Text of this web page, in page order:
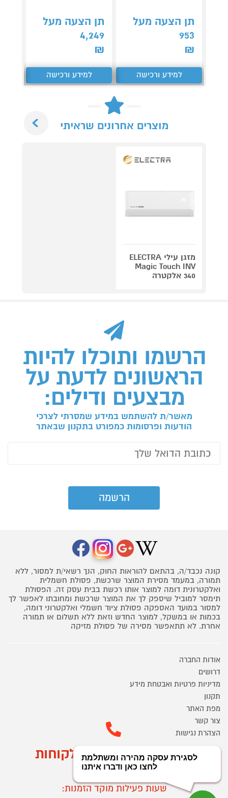
תן הצעה מעל
953
₪
למידע ורכישה
תן הצעה מעל
4,249
₪
למידע ורכישה
מוצרים אחרונים שראיתי
מזגן עילי ELECTRA
Magic Touch INV
340 אלקטרה
הרשמו ותוכלו להיות
הראשונים לדעת על
מבצעים ודילים:
מאשר/ת להשתמש במידע שמסרתי לצרכי
הודעות ופרסומות כמפורט בתקנון שבאתר
קונה נכבד/ה, בהתאם להוראות החוק, הנך רשאי/ת למסור, ללא
תמורה, במעמד מסירת המוצר שרכשת, פסולת חשמלית
ואלקטרונית דומה למוצר אותו רכשת בבית עסק זה. הפסולת
תימסר למוביל שיספק לך את המוצר שרכשת ומחובתו לאפשר לך
למסור במועד האספקה פסולת ציוד חשמלי ואלקטרוני דומה,
בכמות או במשקל, למוצר החדש וזאת ללא תשלום או תמורה
אחרת. לא תתאפשר מסירה של פסולת מזיקה
אודות החברה
דרושים
מדיניות פרטיות ואבטחת מידע
תקנון
מפת האתר
צור קשר
הצהרת נגישות
מוקד הזמנות ושירות לקוחות
03-9545370
שעות פעילות מוקד הזמנות: